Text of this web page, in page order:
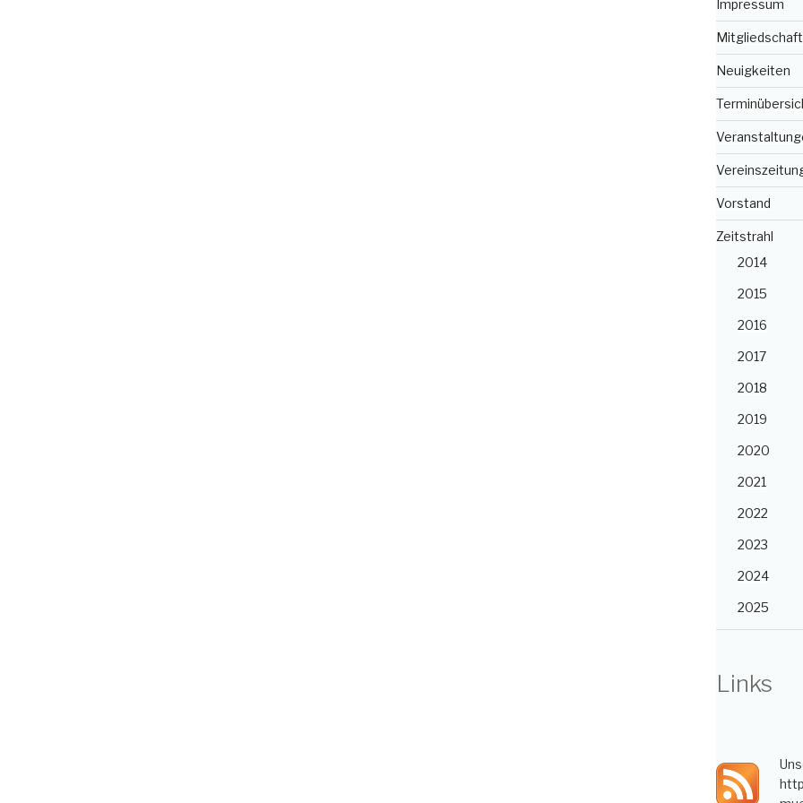
Impressum
Mitgliedschaft
Neuigkeiten
Vorstand
Zeitstrahl
2014
2015
2016
2017
2018
2019
2020
2021
2022
2023
2024
2025
Links